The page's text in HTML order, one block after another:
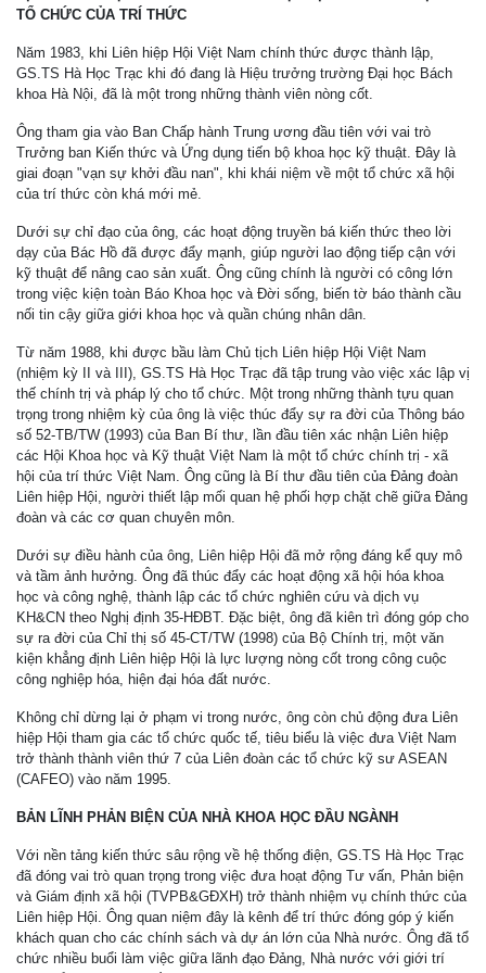
TỔ CHỨC CỦA TRÍ THỨC
Năm 1983, khi Liên hiệp Hội Việt Nam chính thức được thành lập,
GS.TS Hà Học Trạc khi đó đang là Hiệu trưởng trường Đại học Bách
khoa Hà Nội, đã là một trong những thành viên nòng cốt.
Ông tham gia vào Ban Chấp hành Trung ương đầu tiên với vai trò
Trưởng ban Kiến thức và Ứng dụng tiến bộ khoa học kỹ thuật. Đây là
giai đoạn "vạn sự khởi đầu nan", khi khái niệm về một tổ chức xã hội
của trí thức còn khá mới mẻ.
Dưới sự chỉ đạo của ông, các hoạt động truyền bá kiến thức theo lời
dạy của Bác Hồ đã được đẩy mạnh, giúp người lao động tiếp cận với
kỹ thuật để nâng cao sản xuất. Ông cũng chính là người có công lớn
trong việc kiện toàn Báo Khoa học và Đời sống, biến tờ báo thành cầu
nối tin cậy giữa giới khoa học và quần chúng nhân dân.
Từ năm 1988, khi được bầu làm Chủ tịch Liên hiệp Hội Việt Nam
(nhiệm kỳ II và III), GS.TS Hà Học Trạc đã tập trung vào việc xác lập vị
thế chính trị và pháp lý cho tổ chức. Một trong những thành tựu quan
trọng trong nhiệm kỳ của ông là việc thúc đẩy sự ra đời của Thông báo
số 52-TB/TW (1993) của Ban Bí thư, lần đầu tiên xác nhận Liên hiệp
các Hội Khoa học và Kỹ thuật Việt Nam là một tổ chức chính trị - xã
hội của trí thức Việt Nam. Ông cũng là Bí thư đầu tiên của Đảng đoàn
Liên hiệp Hội, người thiết lập mối quan hệ phối hợp chặt chẽ giữa Đảng
đoàn và các cơ quan chuyên môn.
Dưới sự điều hành của ông, Liên hiệp Hội đã mở rộng đáng kể quy mô
và tầm ảnh hưởng. Ông đã thúc đẩy các hoạt động xã hội hóa khoa
học và công nghệ, thành lập các tổ chức nghiên cứu và dịch vụ
KH&CN theo Nghị định 35-HĐBT. Đặc biệt, ông đã kiên trì đóng góp cho
sự ra đời của Chỉ thị số 45-CT/TW (1998) của Bộ Chính trị, một văn
kiện khẳng định Liên hiệp Hội là lực lượng nòng cốt trong công cuộc
công nghiệp hóa, hiện đại hóa đất nước.
Không chỉ dừng lại ở phạm vi trong nước, ông còn chủ động đưa Liên
hiệp Hội tham gia các tổ chức quốc tế, tiêu biểu là việc đưa Việt Nam
trở thành thành viên thứ 7 của Liên đoàn các tổ chức kỹ sư ASEAN
(CAFEO) vào năm 1995.
BẢN LĨNH PHẢN BIỆN CỦA NHÀ KHOA HỌC ĐẦU NGÀNH
Với nền tảng kiến thức sâu rộng về hệ thống điện, GS.TS Hà Học Trạc
đã đóng vai trò quan trọng trong việc đưa hoạt động Tư vấn, Phản biện
và Giám định xã hội (TVPB&GĐXH) trở thành nhiệm vụ chính thức của
Liên hiệp Hội. Ông quan niệm đây là kênh để trí thức đóng góp ý kiến
khách quan cho các chính sách và dự án lớn của Nhà nước. Ông đã tổ
chức nhiều buổi làm việc giữa lãnh đạo Đảng, Nhà nước với giới trí